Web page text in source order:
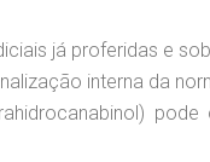
já proferidas e
interna da